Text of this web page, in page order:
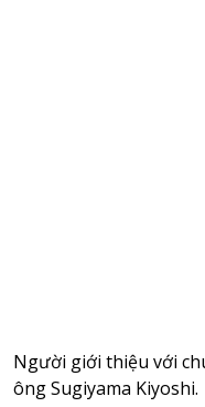
Người giới thiệu với
ông Sugiyama Kiyoshi.